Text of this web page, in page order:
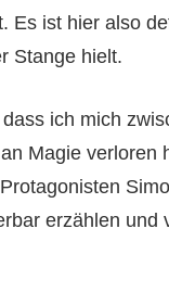
Es ist hier also
Stange hielt.
ich mich
Magie verloren
erzählen und